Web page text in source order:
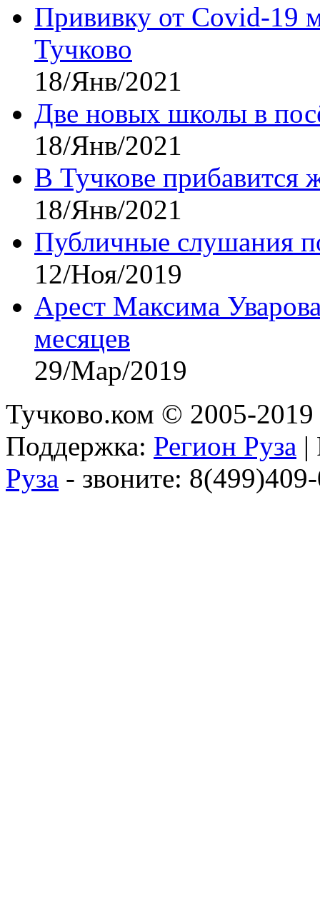
Прививку от Covid-19
Тучково
18/Янв/2021
Две новых школы в
18/Янв/2021
В Тучкове прибавится
18/Янв/2021
Публичные слушания
12/Ноя/2019
Арест Максима
месяцев
29/Мар/2019
Тучково.ком © 2005-2019
Поддержка: Регион Руза |
Руза - звоните: